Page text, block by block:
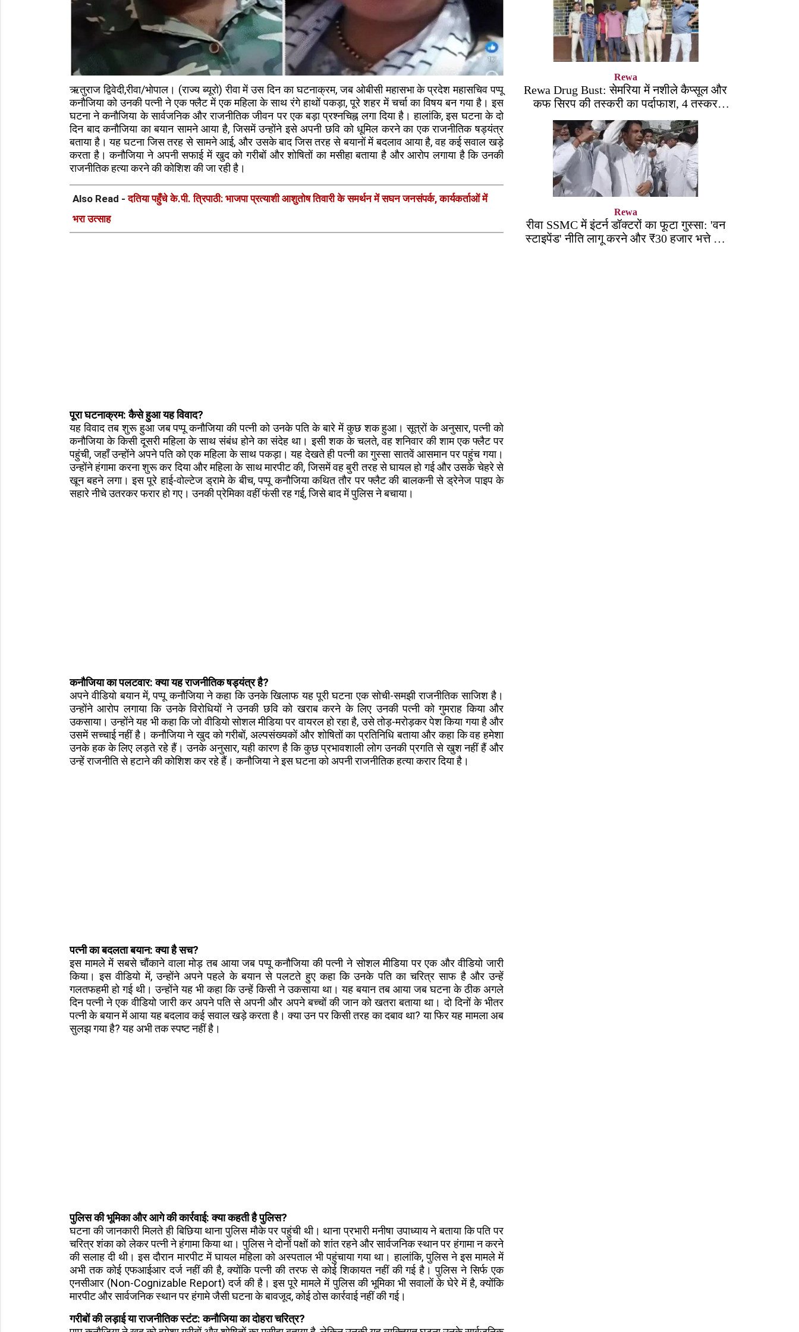
ऋतुराज द्विवेदी,रीवा/भोपाल। (राज्य ब्यूरो) रीवा में उस दिन का घटनाक्रम, जब ओबीसी महासभा के प्रदेश महासचिव पप्पू
कनौजिया को उनकी पत्नी ने एक फ्लैट में एक महिला के साथ रंगे हाथों पकड़ा, पूरे शहर में चर्चा का विषय बन गया है। इस
घटना ने कनौजिया के सार्वजनिक और राजनीतिक जीवन पर एक बड़ा प्रश्नचिह्न लगा दिया है। हालांकि, इस घटना के दो
दिन बाद कनौजिया का बयान सामने आया है, जिसमें उन्होंने इसे अपनी छवि को धूमिल करने का एक राजनीतिक षड्यंत्र
बताया है। यह घटना जिस तरह से सामने आई, और उसके बाद जिस तरह से बयानों में बदलाव आया है, वह कई सवाल खड़े
करता है। कनौजिया ने अपनी सफाई में खुद को गरीबों और शोषितों का मसीहा बताया है और आरोप लगाया है कि उनकी
राजनीतिक हत्या करने की कोशिश की जा रही है।
Also Read -दतिया पहुँचे के.पी. त्रिपाठी: भाजपा प्रत्याशी आशुतोष तिवारी के समर्थन में सघन जनसंपर्क, कार्यकर्ताओं में
भरा उत्साह
पूरा घटनाक्रम: कैसे हुआ यह विवाद?
यह विवाद तब शुरू हुआ जब पप्पू कनौजिया की पत्नी को उनके पति के बारे में कुछ शक हुआ। सूत्रों के अनुसार, पत्नी को
कनौजिया के किसी दूसरी महिला के साथ संबंध होने का संदेह था। इसी शक के चलते, वह शनिवार की शाम एक फ्लैट पर
पहुंची, जहाँ उन्होंने अपने पति को एक महिला के साथ पकड़ा। यह देखते ही पत्नी का गुस्सा सातवें आसमान पर पहुंच गया।
उन्होंने हंगामा करना शुरू कर दिया और महिला के साथ मारपीट की, जिसमें वह बुरी तरह से घायल हो गई और उसके चेहरे से
खून बहने लगा। इस पूरे हाई-वोल्टेज ड्रामे के बीच, पप्पू कनौजिया कथित तौर पर फ्लैट की बालकनी से ड्रेनेज पाइप के
सहारे नीचे उतरकर फरार हो गए। उनकी प्रेमिका वहीं फंसी रह गई, जिसे बाद में पुलिस ने बचाया।
कनौजिया का पलटवार: क्या यह राजनीतिक षड्यंत्र है?
अपने वीडियो बयान में, पप्पू कनौजिया ने कहा कि उनके खिलाफ यह पूरी घटना एक सोची-समझी राजनीतिक साजिश है।
उन्होंने आरोप लगाया कि उनके विरोधियों ने उनकी छवि को खराब करने के लिए उनकी पत्नी को गुमराह किया और
उकसाया। उन्होंने यह भी कहा कि जो वीडियो सोशल मीडिया पर वायरल हो रहा है, उसे तोड़-मरोड़कर पेश किया गया है और
उसमें सच्चाई नहीं है। कनौजिया ने खुद को गरीबों, अल्पसंख्यकों और शोषितों का प्रतिनिधि बताया और कहा कि वह हमेशा
उनके हक के लिए लड़ते रहे हैं। उनके अनुसार, यही कारण है कि कुछ प्रभावशाली लोग उनकी प्रगति से खुश नहीं हैं और
उन्हें राजनीति से हटाने की कोशिश कर रहे हैं। कनौजिया ने इस घटना को अपनी राजनीतिक हत्या करार दिया है।
पत्नी का बदलता बयान: क्या है सच?
इस मामले में सबसे चौंकाने वाला मोड़ तब आया जब पप्पू कनौजिया की पत्नी ने सोशल मीडिया पर एक और वीडियो जारी
किया। इस वीडियो में, उन्होंने अपने पहले के बयान से पलटते हुए कहा कि उनके पति का चरित्र साफ है और उन्हें
गलतफहमी हो गई थी। उन्होंने यह भी कहा कि उन्हें किसी ने उकसाया था। यह बयान तब आया जब घटना के ठीक अगले
दिन पत्नी ने एक वीडियो जारी कर अपने पति से अपनी और अपने बच्चों की जान को खतरा बताया था। दो दिनों के भीतर
पत्नी के बयान में आया यह बदलाव कई सवाल खड़े करता है। क्या उन पर किसी तरह का दबाव था? या फिर यह मामला अब
सुलझ गया है? यह अभी तक स्पष्ट नहीं है।
पुलिस की भूमिका और आगे की कार्रवाई: क्या कहती है पुलिस?
घटना की जानकारी मिलते ही बिछिया थाना पुलिस मौके पर पहुंची थी। थाना प्रभारी मनीषा उपाध्याय ने बताया कि पति पर
चरित्र शंका को लेकर पत्नी ने हंगामा किया था। पुलिस ने दोनों पक्षों को शांत रहने और सार्वजनिक स्थान पर हंगामा न करने
की सलाह दी थी। इस दौरान मारपीट में घायल महिला को अस्पताल भी पहुंचाया गया था। हालांकि, पुलिस ने इस मामले में
अभी तक कोई एफआईआर दर्ज नहीं की है, क्योंकि पत्नी की तरफ से कोई शिकायत नहीं की गई है। पुलिस ने सिर्फ एक
एनसीआर (Non-Cognizable Report) दर्ज की है। इस पूरे मामले में पुलिस की भूमिका भी सवालों के घेरे में है, क्योंकि
मारपीट और सार्वजनिक स्थान पर हंगामे जैसी घटना के बावजूद, कोई ठोस कार्रवाई नहीं की गई।
गरीबों की लड़ाई या राजनीतिक स्टंट: कनौजिया का दोहरा चरित्र?
Rewa
Rewa Drug Bust: सेमरिया में नशीले कैप्सूल और
कफ सिरप की तस्करी का पर्दाफाश, 4 तस्कर
सलाखों के पीछे
Rewa
रीवा SSMC में इंटर्न डॉक्टरों का फूटा गुस्सा: 'वन
स्टाइपेंड' नीति लागू करने और ₹30 हजार भत्ते की